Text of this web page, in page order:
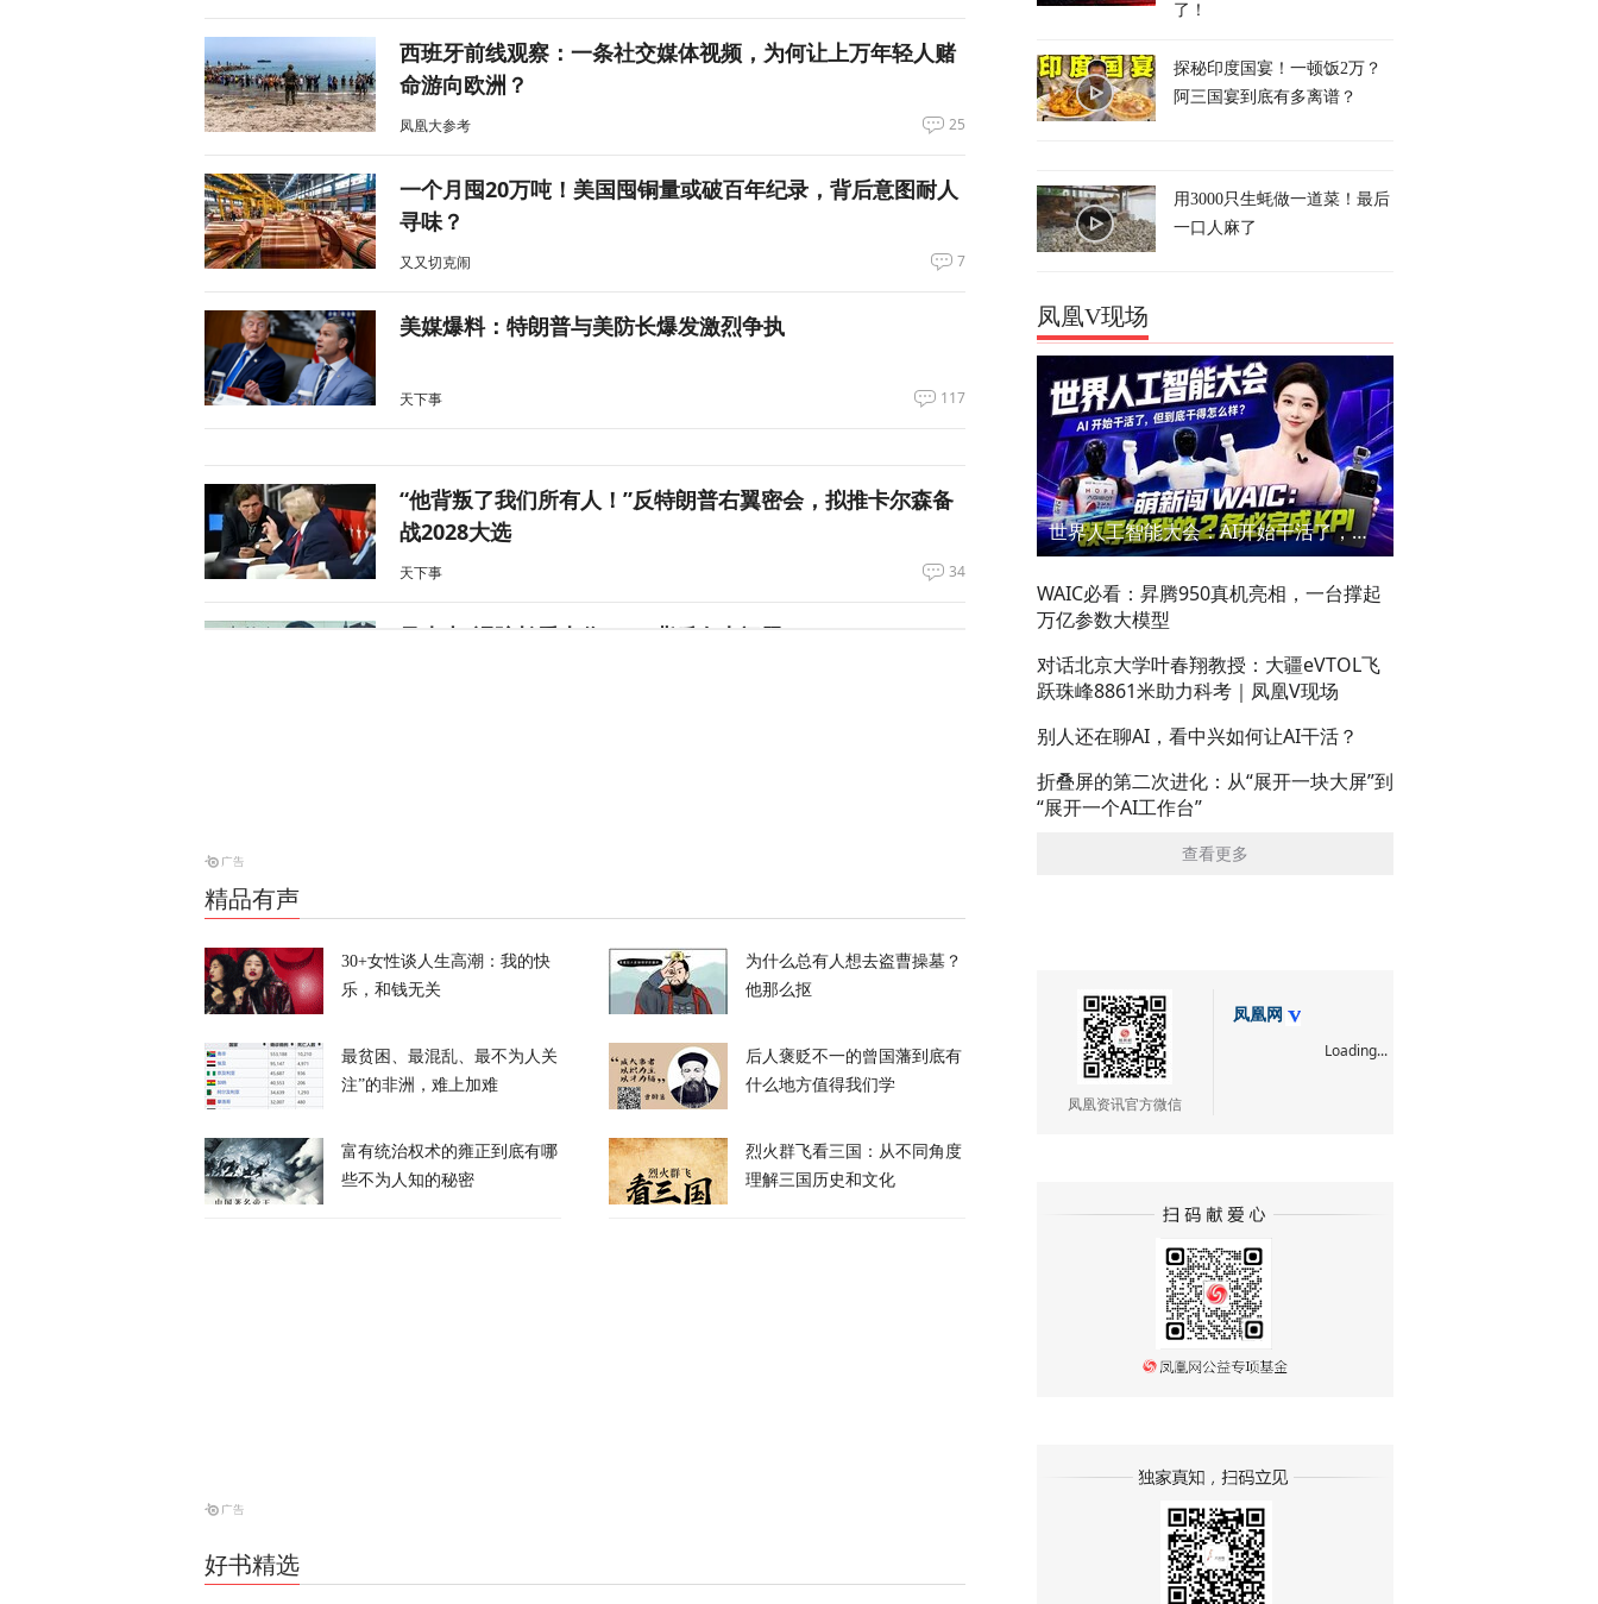
西班牙前线观察：一条社交媒体视频，为何让上万年轻人赌
命游向欧洲？
凤凰大参考 25
一个月囤20万吨！美国囤铜量或破百年纪录，背后意图耐人
寻味？
又又切克闹 7
美媒爆料：特朗普与美防长爆发激烈争执
天下事 117
“他背叛了我们所有人！”反特朗普右翼密会，拟推卡尔森备
战2028大选
天下事 34
风声丨“冯院长看上你了”，背后有大问题
天下事
风暴眼 | 呛到辣眼睛！昆明黄磷泄漏燃烧，迷雾里的24小时
昨晚一枚导弹都没拦住，泽连斯基指责盟友间接导致重大伤
精品有声
30+女性谈人生高潮：我的快
乐，和钱无关
为什么总有人想去盗曹操墓？
他那么抠
最贫困、最混乱、最不为人关
注”的非洲，难上加难
后人褒贬不一的曾国藩到底有
什么地方值得我们学
富有统治权术的雍正到底有哪
些不为人知的秘密
烈火群飞看三国：从不同角度
理解三国历史和文化
好书精选
了！
探秘印度国宴！一顿饭2万？
阿三国宴到底有多离谱？
用3000只生蚝做一道菜！最后
一口人麻了
凤凰V现场
世界人工智能大会：AI开始干活了，但到底干的怎么样？萌新闯WAIC
WAIC必看：昇腾950真机亮相，一台撑起
万亿参数大模型
对话北京大学叶春翔教授：大疆eVTOL飞
跃珠峰8861米助力科考｜凤凰V现场
别人还在聊AI，看中兴如何让AI干活？
折叠屏的第二次进化：从“展开一块大屏”到
“展开一个AI工作台”
查看更多
凤凰资讯官方微信
凤凰网
Loading...